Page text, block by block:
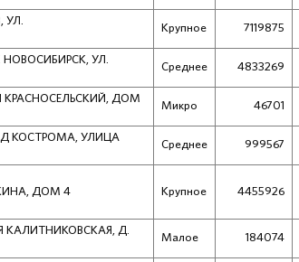
УЛ.
Крупное 7119875
УЛ.
Среднее 4833269
КРАСНОСЕЛЬСКИЙ, ДОМ
Микро 46701
КОСТРОМА, УЛИЦА
Среднее 999567
ДОМ 4 Крупное 4455926
КАЛИТНИКОВСКАЯ, Д.
Малое 184074